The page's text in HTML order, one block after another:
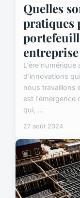
Quelles
pratiques
L'ère numérique
d'innovations
nous travaillons
est l'émergence
qui, ...
27 août 2024